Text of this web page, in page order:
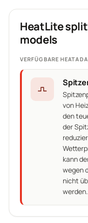
HeatLite
models
VERFÜGBARE
von
den
der
kann
wegen
nicht
werden.